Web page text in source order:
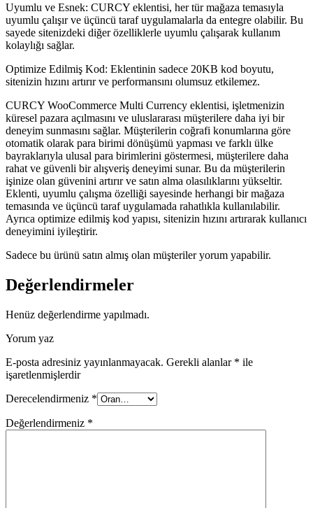
Uyumlu ve Esnek: CURCY eklentisi, her tür mağaza temasıyla
uyumlu çalışır ve üçüncü taraf uygulamalarla da entegre olabilir. Bu
sayede sitenizdeki diğer özelliklerle uyumlu çalışarak kullanım
kolaylığı sağlar.
Optimize Edilmiş Kod: Eklentinin sadece 20KB kod boyutu,
sitenizin hızını artırır ve performansını olumsuz etkilemez.
CURCY WooCommerce Multi Currency eklentisi, işletmenizin
küresel pazara açılmasını ve uluslararası müşterilere daha iyi bir
deneyim sunmasını sağlar. Müşterilerin coğrafi konumlarına göre
otomatik olarak para birimi dönüşümü yapması ve farklı ülke
bayraklarıyla ulusal para birimlerini göstermesi, müşterilere daha
rahat ve güvenli bir alışveriş deneyimi sunar. Bu da müşterilerin
işinize olan güvenini artırır ve satın alma olasılıklarını yükseltir.
Eklenti, uyumlu çalışma özelliği sayesinde herhangi bir mağaza
temasında ve üçüncü taraf uygulamada rahatlıkla kullanılabilir.
Ayrıca optimize edilmiş kod yapısı, sitenizin hızını artırarak kullanıcı
deneyimini iyileştirir.
Sadece bu ürünü satın almış olan müşteriler yorum yapabilir.
Değerlendirmeler
Henüz değerlendirme yapılmadı.
Yorum yaz
E-posta adresiniz yayınlanmayacak. Gerekli alanlar * ile
işaretlenmişlerdir
Derecelendirmeniz *
Değerlendirmeniz *